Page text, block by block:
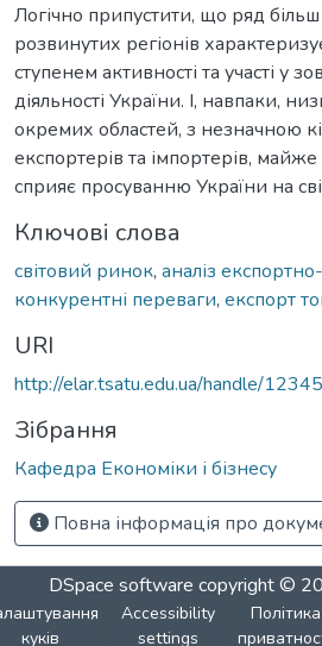
Логічно припустити, що ряд
розвинутих регіонів
ступенем активності та участі у
діяльності України. І, навпаки,
окремих областей, з незначною
експортерів та імпортерів,
сприяє просуванню України на
Ключові слова
світовий ринок, аналіз
конкурентні переваги, експорт
URI
http://elar.tsatu.edu.ua/handle/
Зібрання
Кафедра Економіки і бізнесу
Повна інформація про
DSpace software copyright ©
куків
Accessibility
settings
Політика